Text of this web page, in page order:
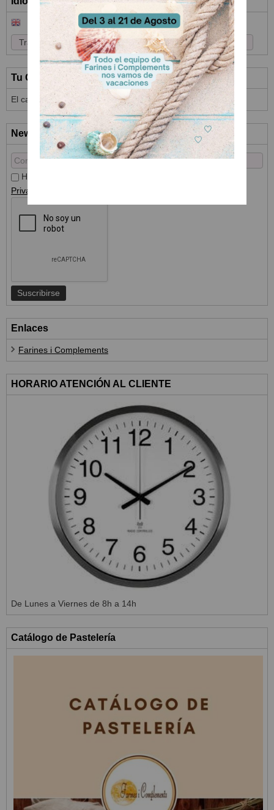
Tu Carrito (0)
El carrito de la compra está vacío
Newsletter
He leído y acepto el
Privacidad
Enlaces
Farines i Complements
HORARIO ATENCIÓN AL CLIENTE
De Lunes a Viernes de 8h a 14h
Catálogo de Pastelería